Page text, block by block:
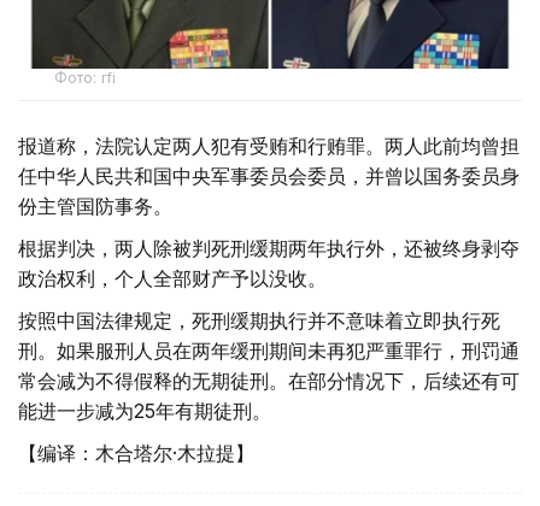
Фото: rfi
报道称，法院认定两人犯有受贿和行贿罪。两人此前均曾担
任中华人民共和国中央军事委员会委员，并曾以国务委员身
份主管国防事务。
根据判决，两人除被判死刑缓期两年执行外，还被终身剥夺
政治权利，个人全部财产予以没收。
按照中国法律规定，死刑缓期执行并不意味着立即执行死
刑。如果服刑人员在两年缓刑期间未再犯严重罪行，刑罚通
常会减为不得假释的无期徒刑。在部分情况下，后续还有可
能进一步减为25年有期徒刑。
【编译：木合塔尔·木拉提】